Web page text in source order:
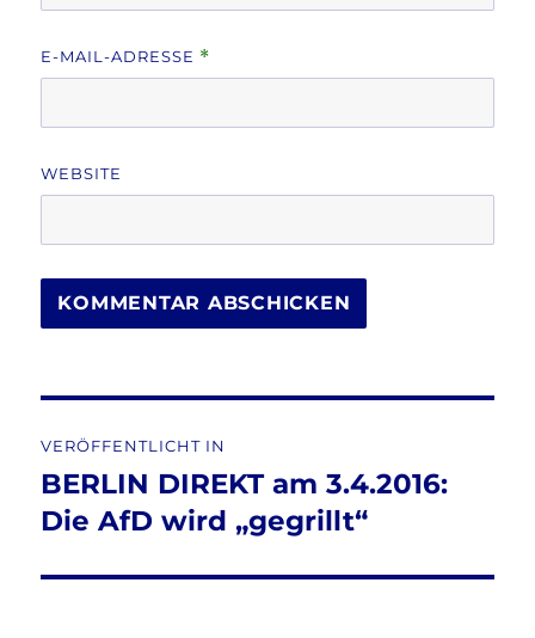
E-MAIL-ADRESSE *
WEBSITE
VERÖFFENTLICHT IN
BERLIN DIREKT am 3.4.2016:
Die AfD wird „gegrillt“